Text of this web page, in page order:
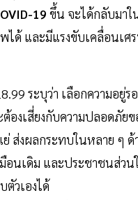
19 ขึ้น จะได้กลับมาใ
ได้ และมีแรงขับเคลื่อนเศ
ระบุว่า เลือกความอยู่ร
องเสี่ยงกับความปลอดภัย
ส่งผลกระทบในหลาย ๆ ด้
อนเดิม และประชาชนส่วน
วเองได้